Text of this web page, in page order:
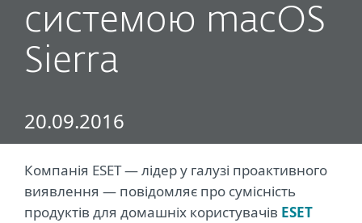
системою macOS
Sierra
20.09.2016
Компанія ESET — лідер у галузі проактивного
виявлення — повідомляє про сумісність
продуктів для домашніх користувачів ESET